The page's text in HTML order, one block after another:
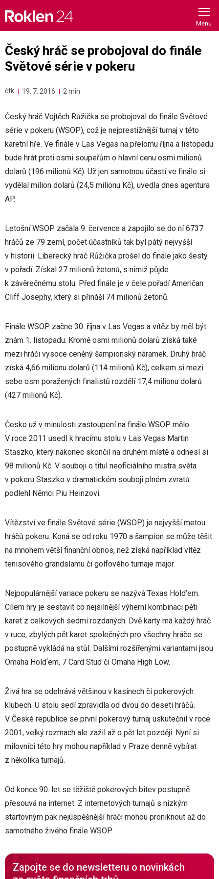
content
Český hráč se probojoval do finále
Světové série v pokeru
čtk 19. 7. 2016 2 min
Český hráč Vojtěch Růžička se probojoval do finále Světové
série v pokeru (WSOP), což je nejprestižnější turnaj v této
karetní hře. Ve finále v Las Vegas na přelomu října a listopadu
bude hrát proti osmi soupeřům o hlavní cenu osmi milionů
dolarů (196 milionů Kč). Už jen samotnou účastí ve finále si
vydělal milion dolarů (24,5 milionu Kč), uvedla dnes agentura
AP.
Letošní WSOP začala 9. července a zapojilo se do ní 6737
hráčů ze 79 zemí, počet účastníků tak byl pátý nejvyšší
v historii. Liberecký hráč Růžička prošel do finále jako šestý
v pořadí. Získal 27 milionů žetonů, s nimiž půjde
k závěrečnému stolu. Před finále je v čele pořadí Američan
Cliff Josephy, který si přináší 74 milionů žetonů.
Finále WSOP začne 30. října v Las Vegas a vítěz by měl být
znám 1. listopadu. Kromě osmi milionů dolarů získá také
mezi hráči vysoce ceněný šampionský náramek. Druhý hráč
získá 4,66 milionu dolarů (114 milionů Kč), celkem si mezi
sebe osm poražených finalistů rozdělí 17,4 milionu dolarů
(427 milionů Kč).
Česko už v minulosti zastoupení na finále WSOP mělo.
V roce 2011 usedl k hracímu stolu v Las Vegas Martin
Staszko, který nakonec skončil na druhém místě a odnesl si
98 milionů Kč. V souboji o titul neoficiálního mistra světa
v pokeru Staszko v dramatickém souboji plném zvratů
podlehl Němci Piu Heinzovi.
Vítězství ve finále Světové série (WSOP) je nejvyšší metou
hráčů pokeru. Koná se od roku 1970 a šampion se může těšit
na mnohem větší finanční obnos, než získá například vítěz
tenisového grandslamu či golfového turnaje major.
Nejpopulárnější variace pokeru se nazývá Texas Hold‘em.
Cílem hry je sestavit co nejsilnější výherní kombinaci pěti
karet z celkových sedmi rozdaných. Dvě karty má každý hráč
v ruce, zbylých pět karet společných pro všechny hráče se
postupně vykládá na stůl. Dalšími rozšířenými variantami jsou
Omaha Hold‘em, 7 Card Stud či Omaha High Low.
Živá hra se odehrává většinou v kasinech či pokerových
klubech. U stolu sedí zpravidla od dvou do deseti hráčů.
V České republice se první pokerový turnaj uskutečnil v roce
2001, velký rozmach ale zažil až o pět let později. Nyní si
milovníci této hry mohou například v Praze denně vybírat
z několika turnajů.
Od konce 90. let se těžiště pokerových bitev postupně
přesouvá na internet. Z internetových turnajů s nízkým
startovným pak nejúspěšnější hráči mohou proniknout až do
samotného živého finále WSOP.
Zapojte se do newsletteru o novinkách